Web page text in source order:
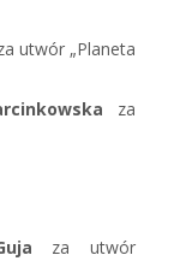
utwór „Planeta
za
za utwór